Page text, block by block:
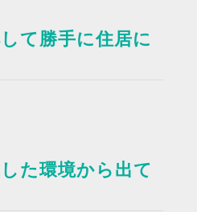
て勝手に住居に
た環境から出て